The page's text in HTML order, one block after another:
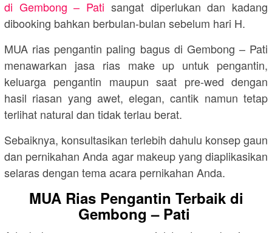
di Gembong – Pati sangat diperlukan dan kadang
dibooking bahkan berbulan-bulan sebelum hari H.
MUA rias pengantin paling bagus di Gembong – Pati
menawarkan jasa rias make up untuk pengantin,
keluarga pengantin maupun saat pre-wed dengan
hasil riasan yang awet, elegan, cantik namun tetap
terlihat natural dan tidak terlau berat.
Sebaiknya, konsultasikan terlebih dahulu konsep gaun
dan pernikahan Anda agar makeup yang diaplikasikan
selaras dengan tema acara pernikahan Anda.
MUA Rias Pengantin Terbaik di
Gembong – Pati